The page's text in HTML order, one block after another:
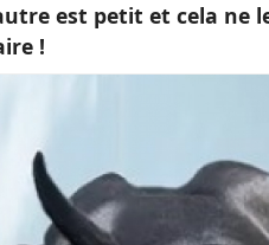
est petit et cela ne
!